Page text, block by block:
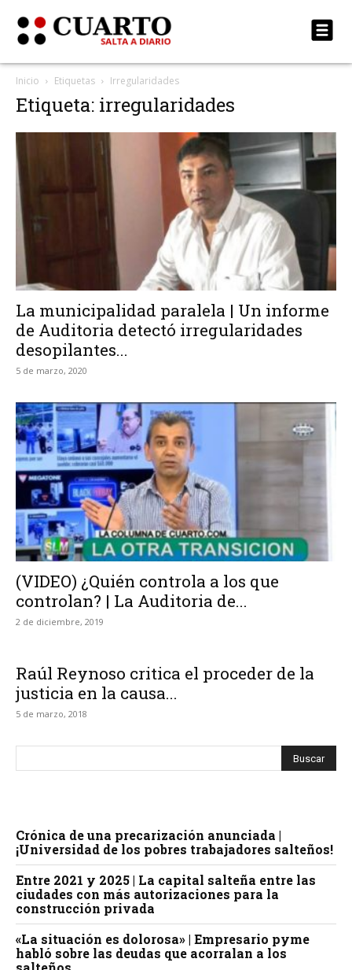
Inicio Etiquetas Irregularidades
Etiqueta: irregularidades
La municipalidad paralela | Un informe
de Auditoria detectó irregularidades
desopilantes...
5 de marzo, 2020
(VIDEO) ¿Quién controla a los que
controlan? | La Auditoria de...
2 de diciembre, 2019
Raúl Reynoso critica el proceder de la
justicia en la causa...
5 de marzo, 2018
Crónica de una precarización anunciada |
¡Universidad de los pobres trabajadores salteños!
Entre 2021 y 2025 | La capital salteña entre las
ciudades con más autorizaciones para la
construcción privada
«La situación es dolorosa» | Empresario pyme
habló sobre las deudas que acorralan a los